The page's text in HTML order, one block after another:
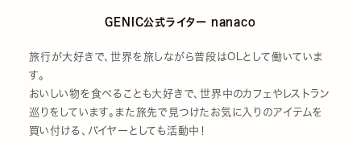
GENIC公式ライター nanaco
旅行が大好きで、世界を旅しながら普段はOLとして働いていま
す。
おいしい物を食べることも大好きで、世界中のカフェやレストラン
巡りをしています。また旅先で見つけたお気に入りのアイテムを
買い付ける、バイヤーとしても活動中！